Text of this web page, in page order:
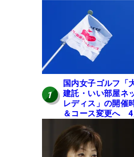
1
国内女子ゴルフ「
建託・いい部屋ネ
レディス」の開催
＆コース変更へ 4
岐阜で開催